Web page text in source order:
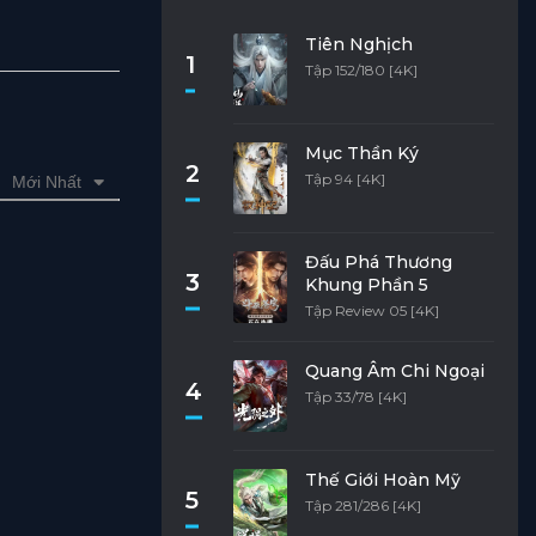
Mới Nhất
1
Tiên Nghịch
Tập 152/180 [4K]
2
Mục Thần Ký
Tập 94 [4K]
3
Đấu Phá Thương
Khung Phần 5
Tập Review 05 [4K]
4
Quang Âm Chi Ngoại
Tập 33/78 [4K]
5
Thế Giới Hoàn Mỹ
Tập 281/286 [4K]